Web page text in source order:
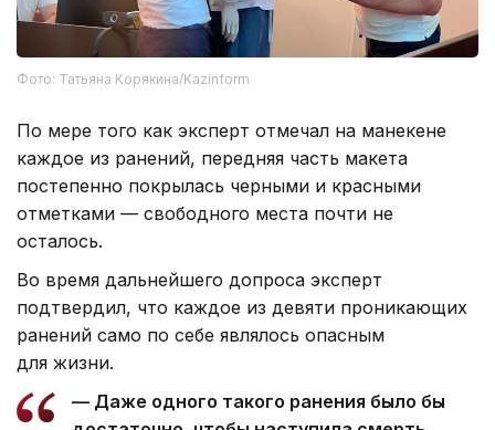
Фото: Татьяна Корякина/Kazinform
По мере того как эксперт отмечал на манекене
каждое из ранений, передняя часть макета
постепенно покрылась черными и красными
отметками — свободного места почти не
осталось.
Во время дальнейшего допроса эксперт
подтвердил, что каждое из девяти проникающих
ранений само по себе являлось опасным
для жизни.
— Даже одного такого ранения было бы